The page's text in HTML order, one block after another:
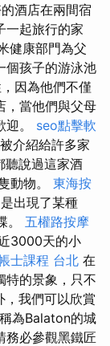
酒店在兩間宿
一起旅行的家
健康部門為父
個孩子的游泳池
因為他們不僅
，當他們與父母
。 seo點擊軟
介紹給許多家
聽說過這家酒
動物。 東海按
出現了某種
。 五權路按摩
3000天的小
士課程 台北 在
特的景象，只不
，我們可以欣賞
為Balaton的城
務必參觀黑鐵匠